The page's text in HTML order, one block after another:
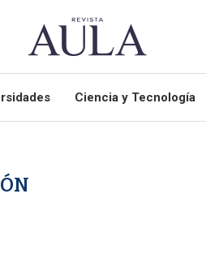
Ciencia y Tecnología